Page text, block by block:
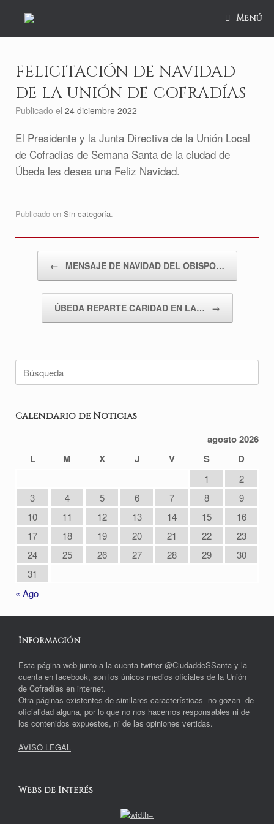
Menú
FELICITACIÓN DE NAVIDAD
DE LA UNIÓN DE COFRADÍAS
Publicado el 24 diciembre 2022
El Presidente y la Junta Directiva de la Unión Local
de Cofradías de Semana Santa de la ciudad de
Úbeda les desea una Feliz Navidad.
Publicado en Sin categoría.
← MENSAJE DE NAVIDAD DEL OBISPO…
ÚBEDA REPARTE CARIDAD EN LA… →
Calendario de Noticias
agosto 2026
L
M X J V S D
1
2
3
4 5 6 7 8
9
10
11 12 13 14 15
16
17
18 19 20 21 22
23
24
25 26 27 28 29
30
31
« Ago
Información
Esta página web junto a la cuenta twitter @CiudaddeSSanta y la
cuenta en facebook, son los únicos medios oficiales de la Unión
de Cofradías en internet.
Otra páginas existentes de similares características no gozan de
oficialidad alguna, por lo que no nos hacemos responsables ni de
los contenidos expuestos, ni de las opiniones vertidas.
AVISO LEGAL
Webs de Interés